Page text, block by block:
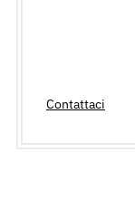
Contattaci